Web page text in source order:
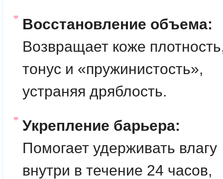
Восстановление объема:
Возвращает коже
тонус и «пружинистость»,
устраняя дряблость.
Укрепление барьера:
Помогает удерживать влагу
внутри в течение 24 часов,